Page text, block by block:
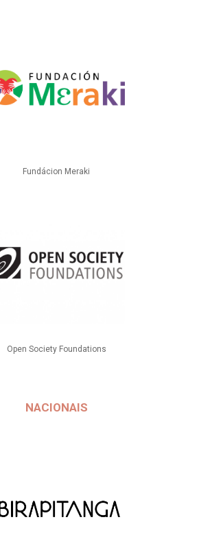
Fundácion Meraki
Open Society Foundations
NACIONAIS